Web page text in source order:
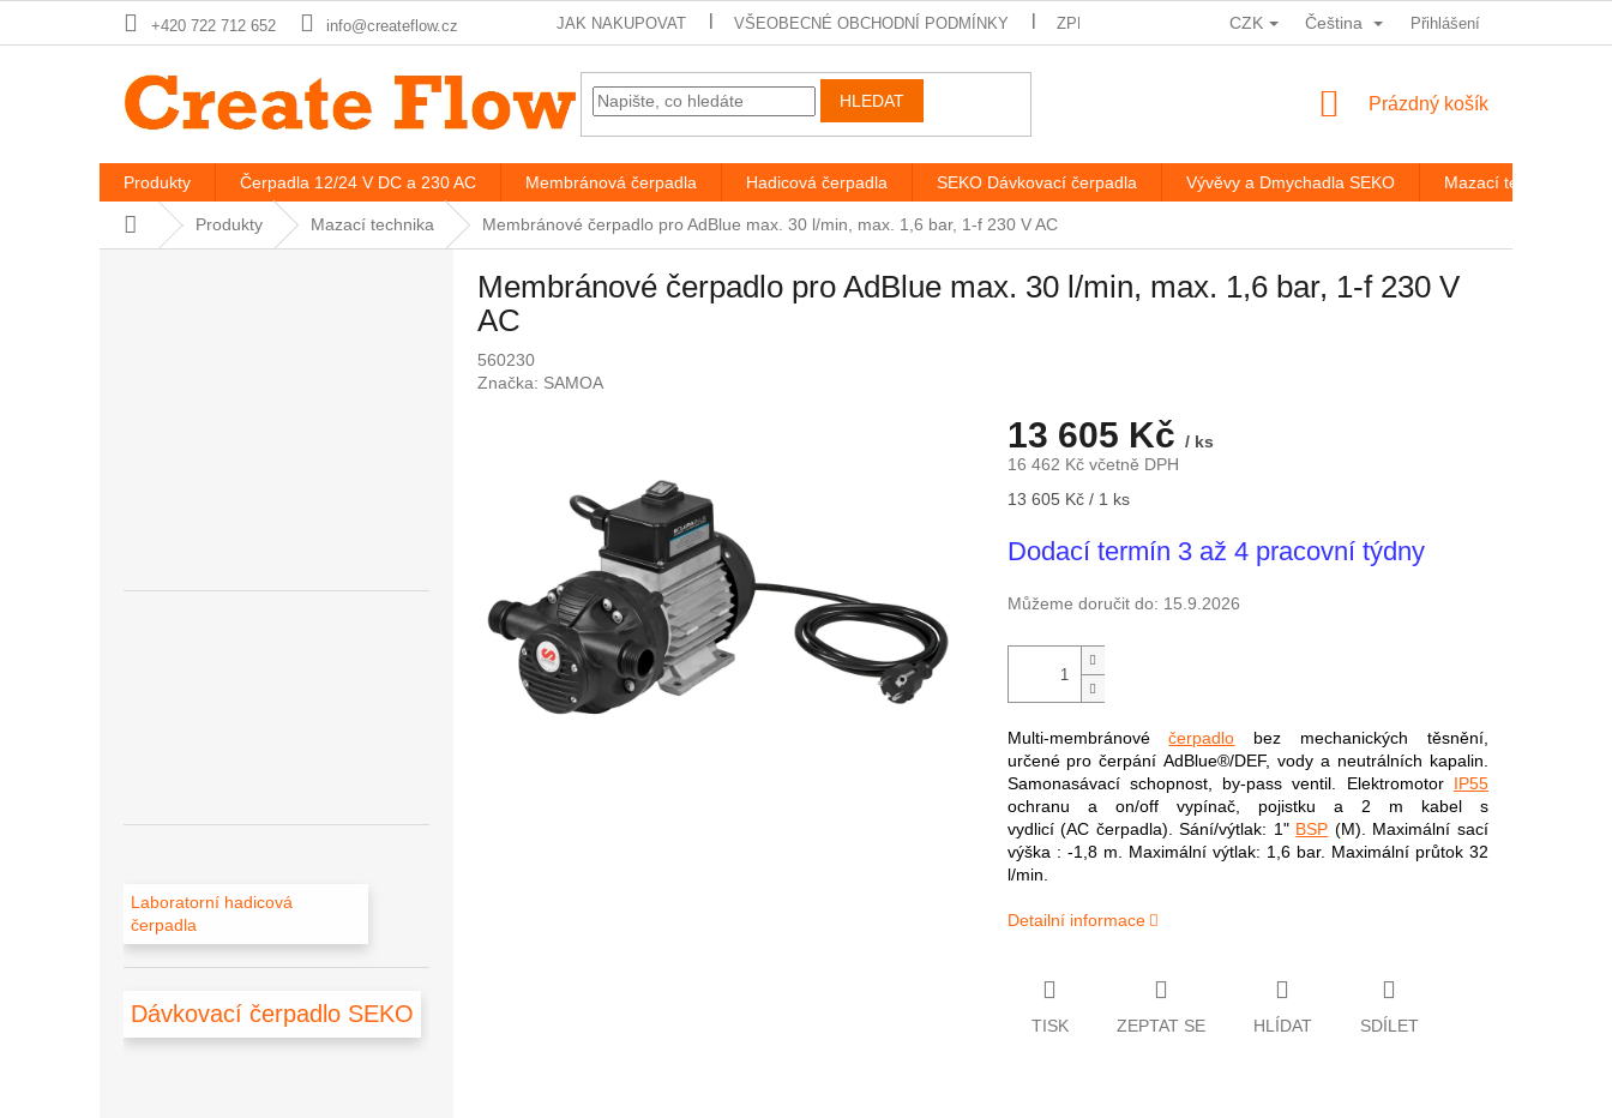
+420 722 712 652 info@createflow.cz JAK NAKUPOVAT VŠEOBECNÉ OBCHODNÍ PODMÍNKY ZPRACOVÁNÍ OSOBNÍCH ÚDAJŮ HODNOCENÍ OBCHODU
CZK Čeština Přihlášení
HLEDAT
NÁKUPNÍ
Prázdný košík
Produkty Čerpadla 12/24 V DC a 230 AC Membránová čerpadla Hadicová čerpadla SEKO Dávkovací čerpadla Vývěvy a Dmychadla SEKO Mazací technika
Domů Produkty Mazací technika Membránové čerpadlo pro AdBlue max. 30 l/min, max. 1,6 bar, 1-f 230 V AC
Laboratorní hadicová
čerpadla
Dávkovací čerpadlo SEKO
Membránové čerpadlo pro AdBlue max. 30 l/min, max. 1,6 bar, 1-f 230 V
AC
560230
Značka: SAMOA
13 605 Kč / ks
16 462 Kč včetně DPH
Měrná
13 605 Kč / 1 ks
Dodací termín 3 až 4 pracovní týdny
Můžeme doručit do: 15.9.2026
Multi-membránovéčerpadlo bez mechanických těsnění,
určené pro čerpání AdBlue®/DEF, vody a neutrálních kapalin.
Samonasávací schopnost, by-pass ventil. Elektromotor IP55
ochranu a on/off vypínač, pojistku a 2 m kabel s
vydlicí (AC čerpadla). Sání/výtlak: 1" BSP (M). Maximální sací
výška : -1,8 m. Maximální výtlak: 1,6 bar. Maximální průtok 32
l/min.
Detailní informace
TISK ZEPTAT SE HLÍDAT SDÍLET